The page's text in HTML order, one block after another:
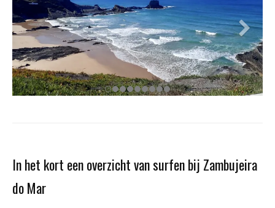
In het kort een overzicht van surfen bij Zambujeira
do Mar